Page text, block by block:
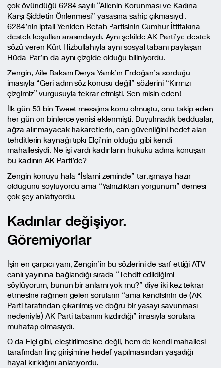
çok övündüğü 6284 sayılı “Ailenin Korunması ve Kadına
Karşı Şiddetin Önlenmesi” yasasına sahip çıkmasıydı.
6284’nin iptali Yeniden Refah Partisinin Cumhur İttifakına
destek koşulları arasındaydı. Aynı şekilde AK Parti’ye destek
sözü veren Kürt Hizbullahıyla aynı sosyal tabanı paylaşan
Hüda-Par’ın da aynı çizgide olduğu biliniyordu.
Zengin, Aile Bakanı Derya Yanık’ın Erdoğan’a sorduğu
imasıyla “Geri adım söz konusu değil” sözlerini “Kırmızı
çizgimiz” vurgusuyla tekrar etmişti. Sen misin eden!
İlk gün 53 bin Tweet mesajına konu olmuştu, onu takip eden
her gün on binlerce yenisi eklenmişti. Duyulmadık beddualar,
ağza alınmayacak hakaretlerin, can güvenliğini hedef alan
tehditlerin kaynağı tıpkı Elçi’nin olduğu gibi kendi
mahallesiydi. Ne işi vardı kadınların hukuku adına konuşan
bu kadının AK Parti’de?
Zengin konuyu hala “İslami zeminde” tartışmaya hazır
olduğunu söylüyordu ama “Yalnızlıktan yorgunum” demesi
çok şey anlatıyordu.
Kadınlar değişiyor.
Göremiyorlar
İşin en çarpıcı yanı, Zengin’in bu sözlerini de sarf ettiği ATV
canlı yayınına bağlandığı sırada “Tehdit edildiğimi
söylüyorum, bunun bir anlamı yok mu?” diye iki kez tekrar
etmesine rağmen gelen soruların “ama kendisinin de (AK
Parti tarafından çıkarılmış ve doğru bir yasayı savunması
nedeniyle) AK Parti tabanını kızdırdığı” imasıyla sorulara
muhatap olmasıydı.
O da Elçi gibi, eleştirilmesine değil, hem de kendi mahallesi
tarafından linç girişimine hedef yapılmasından yaşadığı
hayal kırıklığını anlatıyordu.